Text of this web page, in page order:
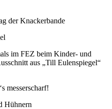
Knackerbande
im FEZ beim Kinder- und
aus „Till Eulenspiegel“